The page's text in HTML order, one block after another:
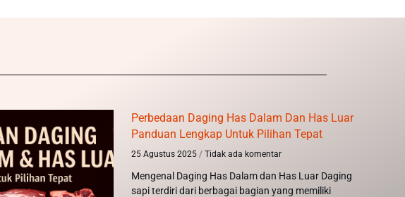
Perbedaan Daging Has Dalam Dan Has Luar
Panduan Lengkap Untuk Pilihan Tepat
25 Agustus 2025 Tidak ada komentar
Mengenal Daging Has Dalam dan Has Luar Daging
sapi terdiri dari berbagai bagian yang memiliki